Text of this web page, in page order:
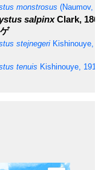
monstrosus (Naumov,
salpinxClark,
stejnegeri Kishinouye,
tenuis Kishinouye, 1910